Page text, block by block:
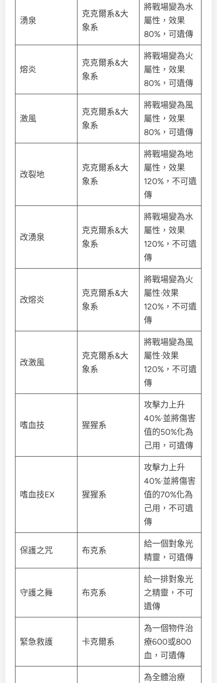
湧泉
克克爾系&大
象系
將戰場變為水
屬性，效果
80%，可遺傳
熔炎
克克爾系&大
象系
將戰場變為火
屬性，效果
80%，可遺傳
激風
克克爾系&大
象系
將戰場變為風
屬性，效果
80%，可遺傳
改裂地
克克爾系&大
象系
將戰場變為地
屬性，效果
120%，不可遺
傳
改湧泉
克克爾系&大
象系
將戰場變為水
屬性，效果
120%，不可遺
傳
改熔炎
克克爾系&大
象系
將戰場變為火
屬性·效果
120%，不可遺
傳
改激風
克克爾系&大
象系
將戰場變為風
屬性·效果
120%，不可遺
傳
嗜血技 猩猩系
攻擊力上升
40%·並將傷害
值的50%化為
己用，可遺傳
嗜血技EX 猩猩系
攻擊力上升
40%·並將傷害
值的70%化為
己用，不可遺
傳
保護之咒 布克系
給一個對象光
精靈，可遺傳
守護之舞 布克系
給一排對象光
之精靈，不可
遺傳
緊急救護 卡克爾系
為一個物件治
療600或800
血，可遺傳
為全體治療